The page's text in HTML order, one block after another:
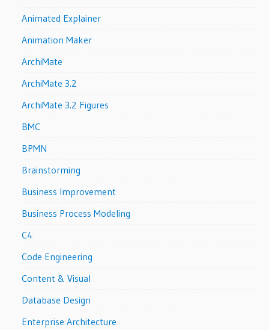
Animated Explainer
Animation Maker
ArchiMate
ArchiMate 3.2
ArchiMate 3.2 Figures
BMC
BPMN
Brainstorming
Business Improvement
Business Process Modeling
C4
Code Engineering
Content & Visual
Database Design
Enterprise Architecture